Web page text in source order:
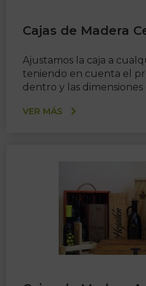
Cajas de Madera
Ajustamos la caja a
teniendo en cuenta el
dentro y las dimensiones
VER MÁS